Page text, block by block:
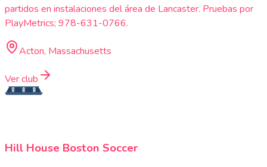
partidos en instalaciones del área de Lancaster. Pruebas por
PlayMetrics; 978-631-0766.
Acton, Massachusetts
Ver club
Hill House Boston Soccer